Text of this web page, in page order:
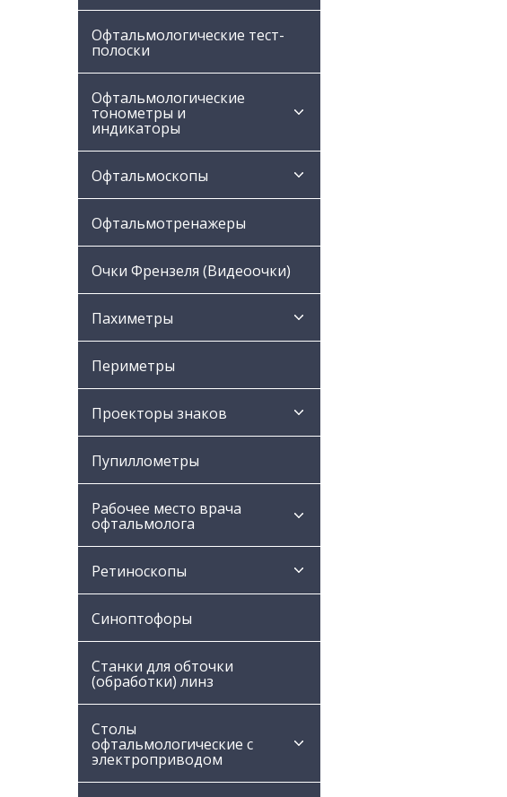
Офтальмологические тест-
полоски
Офтальмологические
тонометры и
индикаторы
Офтальмоскопы
Офтальмотренажеры
Очки Френзеля (Видеоочки)
Пахиметры
Периметры
Проекторы знаков
Пупиллометры
Рабочее место врача
офтальмолога
Ретиноскопы
Синоптофоры
Станки для обточки
(обработки) линз
Столы
офтальмологические с
электроприводом